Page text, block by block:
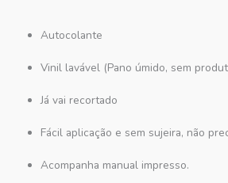
Autocolante
Vinil lavável (Pano úmido, sem
Já vai recortado
Fácil aplicação e sem sujeira, não
Acompanha manual impresso.